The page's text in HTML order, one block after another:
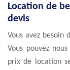
Location de
devis
Vous avez besoin
Vous pouvez
prix de location